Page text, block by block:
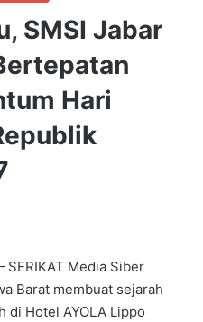
SMSI Jabar
Hari
SERIKAT Media Siber
Barat membuat sejarah
di Hotel AYOLA Lippo